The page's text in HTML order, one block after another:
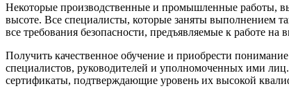
Некоторые производственные и промышленные работы,
высоте. Все специалисты, которые заняты выполнением
все требования безопасности, предъявляемые к работе на
Получить качественное обучение и приобрести
специалистов, руководителей и уполномоченных ими
сертификаты, подтверждающие уровень их высокой